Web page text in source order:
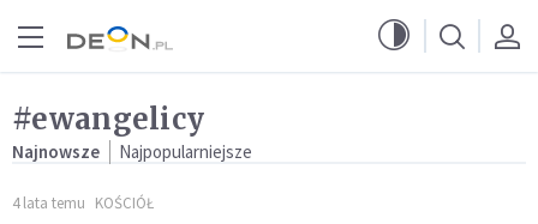
#ewangelicy
Najnowsze Najpopularniejsze
4 lata temu KOŚCIÓŁ